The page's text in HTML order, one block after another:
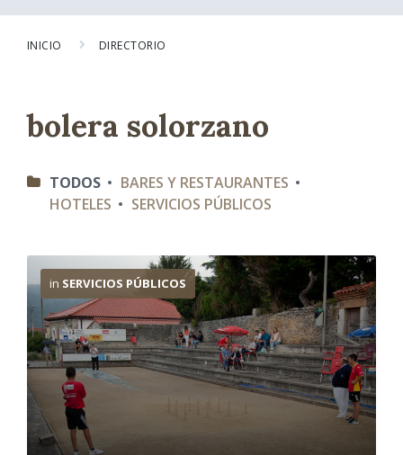
INICIO DIRECTORIO
bolera solorzano
C
A
S
TODOS
BARES Y RESTAURANTES
HOTELES
SERVICIOS PÚBLICOS
in SERVICIOS PÚBLICOS
M
s
i
n
f
o